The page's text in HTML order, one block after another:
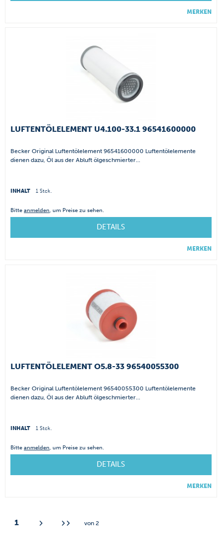
MERKEN
LUFTENTÖLELEMENT U4.100-33.1 96541600000
Becker Original Luftentölelement 96541600000 Luftentölelemente
dienen dazu, Öl aus der Abluft ölgeschmierter...
INHALT 1 Stck.
Bitteanmelden, um Preise zu sehen.
DETAILS
MERKEN
LUFTENTÖLELEMENT O5.8-33 96540055300
Becker Original Luftentölelement 96540055300 Luftentölelemente
dienen dazu, Öl aus der Abluft ölgeschmierter...
INHALT 1 Stck.
Bitteanmelden, um Preise zu sehen.
DETAILS
MERKEN
1 von 2